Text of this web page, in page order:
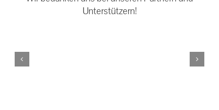
Unterstützern!